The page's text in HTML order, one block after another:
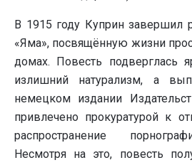
В 1915 году Куприн завершил
«Яма», посвящённую жизни
домах. Повесть подверглась
излишний натурализм, а
немецком издании
привлечено прокуратурой к
распространение
Несмотря на это, повесть